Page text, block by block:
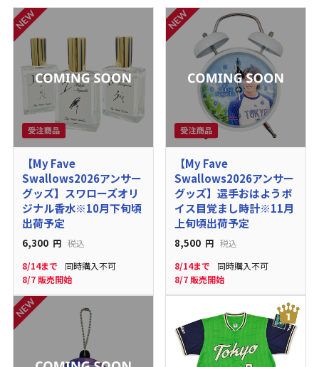
【My Fave
Swallows2026アンサー
グッズ】スワローズオリ
ジナル香水※10月下旬頃
出荷予定
6,300 円 税込
8/14まで
同時購入不可
8/7 販売開始
【My Fave
Swallows2026アンサー
グッズ】選手おはようボ
イス目覚まし時計※11月
上旬頃出荷予定
8,500 円 税込
8/14まで
同時購入不可
8/7 販売開始